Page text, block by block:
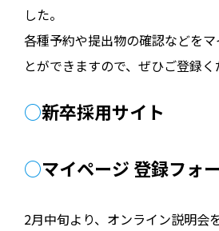
した。
各種予約や提出物の確認などを
とができますので、ぜひご登録く
○新卒採用サイト
○マイページ 登録フォ
2月中旬より、オンライン説明会